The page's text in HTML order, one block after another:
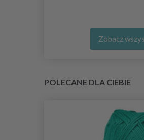
Zobacz
POLECANE DLA CIEBIE